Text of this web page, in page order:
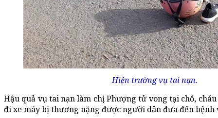
Hiện trường vụ tai nạn.
Hậu quả vụ tai nạn làm chị Phượng tử vong tại chỗ,
đi xe máy bị thương nặng được người dân đưa đến bệnh